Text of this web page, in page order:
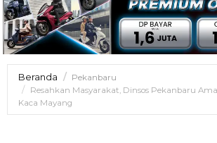
Beranda
Pekanbaru
Resahkan Masyarakat, Dinsos Pekanbaru
Kaca Mayang